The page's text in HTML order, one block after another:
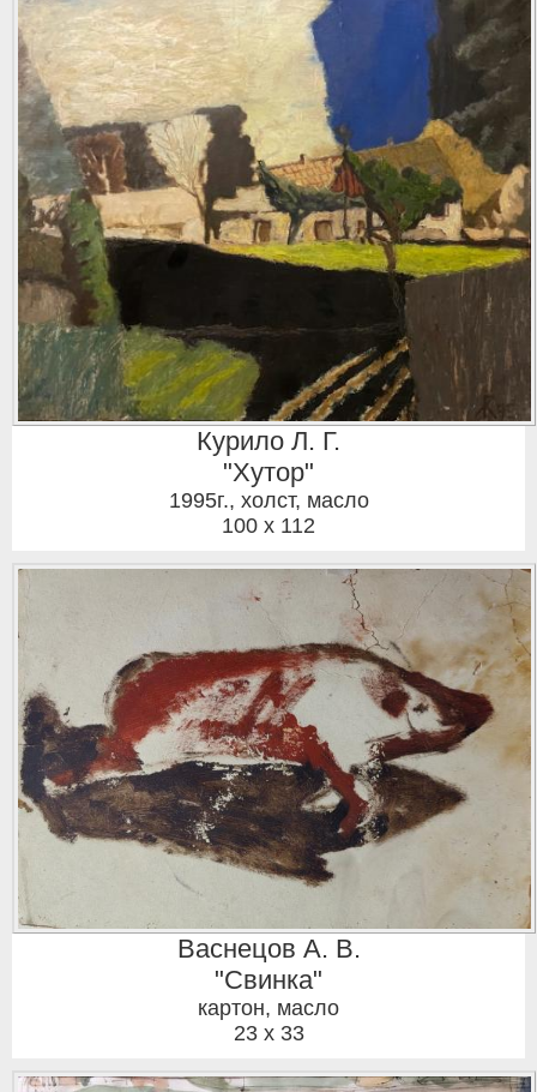
Курило Л. Г.
"Хутор"
1995г., холст, масло
100 x 112
Васнецов А. В.
"Свинка"
картон, масло
23 x 33